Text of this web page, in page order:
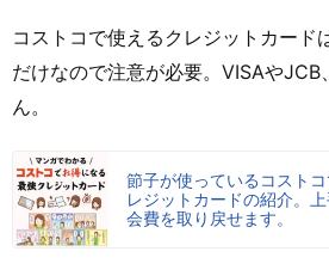
コストコで使えるクレジットカード
だけなので注意が必要。VISAやJCB
ん。
節子が使っているコスト
レジットカードの紹介。
会費を取り戻せます。